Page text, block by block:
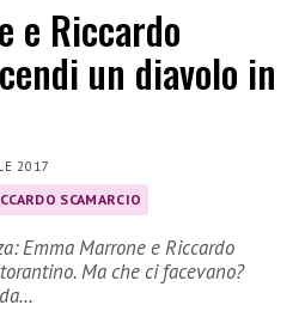
e Riccardo
un diavolo in
2017
SCAMARCIO
Emma Marrone e Riccardo
Ma che ci facevano?